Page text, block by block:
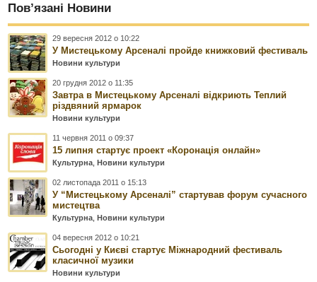
Пов’язані Новини
29 вересня 2012 о 10:22
У Мистецькому Арсеналі пройде книжковий фестиваль
Новини культури
20 грудня 2012 о 11:35
Завтра в Мистецькому Арсеналі відкриють Теплий
різдвяний ярмарок
Новини культури
11 червня 2011 о 09:37
15 липня стартує проект «Коронація онлайн»
Культурна ,Новини культури
02 листопада 2011 о 15:13
У “Мистецькому Арсеналі” стартував форум сучасного
мистецтва
Культурна ,Новини культури
04 вересня 2012 о 10:21
Сьогодні у Києві стартує Міжнародний фестиваль
класичної музики
Новини культури